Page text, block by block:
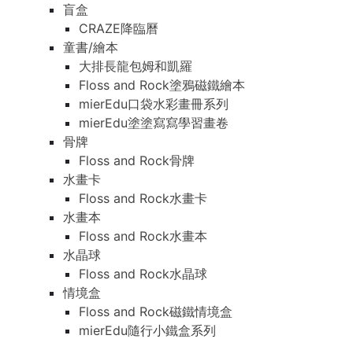
盲盒
CRAZE降臨曆
童書/繪本
大排長龍包姆和凱羅
Floss and Rock塗鴉磁鐵繪本
mierEdu口袋水彩畫冊系列
mierEdu塗塗寫寫學習畫卷
骨牌
Floss and Rock骨牌
水畫卡
Floss and Rock水畫卡
水畫本
Floss and Rock水畫本
水晶球
Floss and Rock水晶球
情境盒
Floss and Rock磁鐵情境盒
mierEdu隨行小鐵盒系列